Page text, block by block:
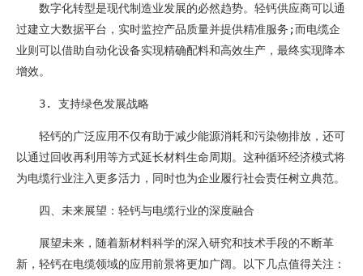
数字化转型是现代制造业发展的必然趋势。轻钙供应商可以通
过建立大数据平台，实时监控产品质量并提供精准服务;而电缆企
业则可以借助自动化设备实现精确配料和高效生产，最终实现降本
增效。
3. 支持绿色发展战略
轻钙的广泛应用不仅有助于减少能源消耗和污染物排放，还可
以通过回收再利用等方式延长材料生命周期。这种循环经济模式将
为电缆行业注入更多活力，同时也为企业履行社会责任树立典范。
四、未来展望：轻钙与电缆行业的深度融合
展望未来，随着新材料科学的深入研究和技术手段的不断革
新，轻钙在电缆领域的应用前景将更加广阔。以下几点值得关注：